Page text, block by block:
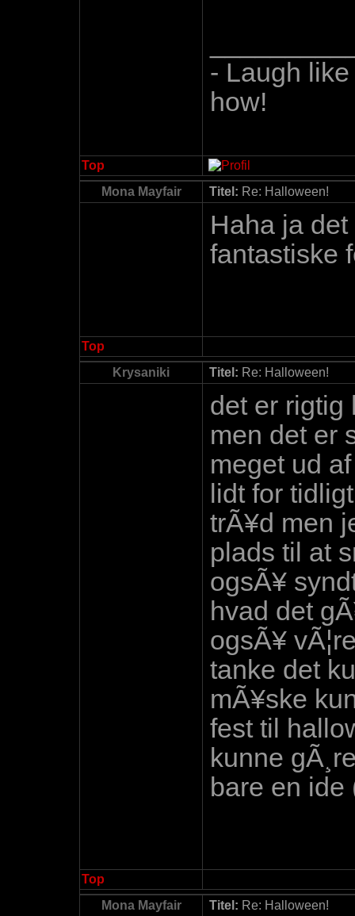
- Laugh
how!
Top
Mona Mayfair
Titel: Re: Halloween!
Haha ja
fantastiske
Top
Krysaniki
Titel: Re: Halloween!
det er rigtig
men det er
meget ud
lidt for
trÃ¥d men
plads til at
ogsÃ¥
hvad det
ogsÃ¥
tanke det
mÃ¥ske
fest til
kunne
bare en ide
Top
Mona Mayfair
Titel: Re: Halloween!